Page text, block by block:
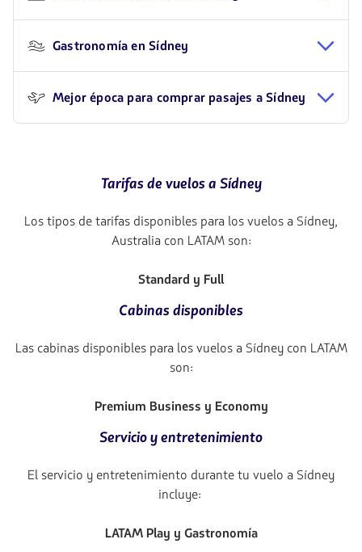
Gastronomía en Sídney
Mejor época para comprar pasajes a Sídney
Tarifas de vuelos a Sídney
Los tipos de tarifas disponibles para los vuelos a Sídney,
Australia con LATAM son:
Standard y Full
Cabinas disponibles
Las cabinas disponibles para los vuelos a Sídney con LATAM
son:
Premium Business y Economy
Servicio y entretenimiento
El servicio y entretenimiento durante tu vuelo a Sídney
incluye:
LATAM Play y Gastronomía